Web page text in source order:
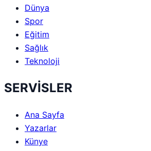
Dünya
Spor
Eğitim
Sağlık
Teknoloji
SERVİSLER
Ana Sayfa
Yazarlar
Künye